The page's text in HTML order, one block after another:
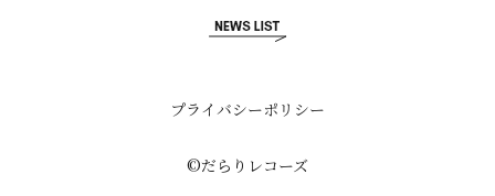
プライバシーポリシー
©だらりレコーズ